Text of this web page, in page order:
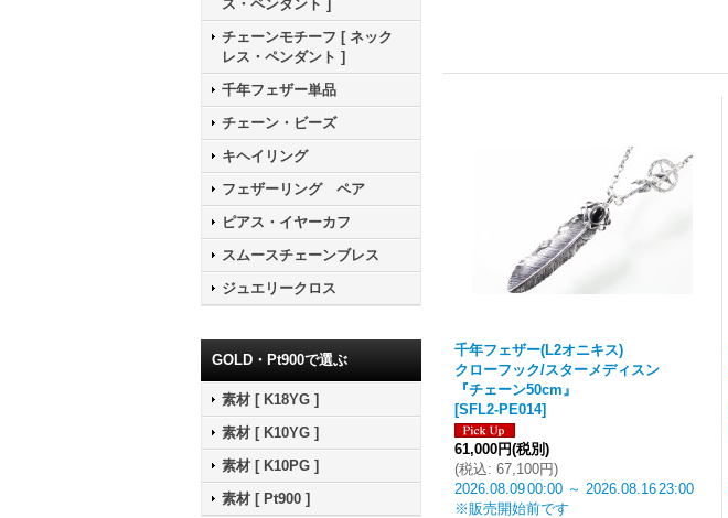
ス・ペンダント ]
チェーンモチーフ [ ネック
レス・ペンダント ]
千年フェザー単品
チェーン・ビーズ
キヘイリング
フェザーリング ペア
ピアス・イヤーカフ
スムースチェーンブレス
ジュエリークロス
GOLD・Pt900で選ぶ
素材 [ K18YG ]
素材 [ K10YG ]
素材 [ K10PG ]
素材 [ Pt900 ]
千年フェザー(L2オニキス)
クローフック/スターメディスン
『チェーン50cm』
[SFL2-PE014]
61,000円(税別)
(税込: 67,100円)
2026.08.0900:00 ～ 2026.08.1623:00
※販売開始前です